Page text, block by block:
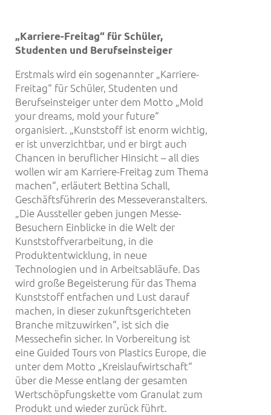
„Karriere-Freitag“ für Schüler,
Studenten und Berufseinsteiger
Erstmals wird ein sogenannter „Karriere-
Freitag“ für Schüler, Studenten und
Berufseinsteiger unter dem Motto „Mold
your dreams, mold your future“
organisiert. „Kunststoff ist enorm wichtig,
er ist unverzichtbar, und er birgt auch
Chancen in beruflicher Hinsicht – all dies
wollen wir am Karriere-Freitag zum Thema
machen“, erläutert Bettina Schall,
Geschäftsführerin des Messeveranstalters.
„Die Aussteller geben jungen Messe-
Besuchern Einblicke in die Welt der
Kunststoffverarbeitung, in die
Produktentwicklung, in neue
Technologien und in Arbeitsabläufe. Das
wird große Begeisterung für das Thema
Kunststoff entfachen und Lust darauf
machen, in dieser zukunftsgerichteten
Branche mitzuwirken“, ist sich die
Messechefin sicher. In Vorbereitung ist
eine Guided Tours von Plastics Europe, die
unter dem Motto „Kreislaufwirtschaft“
über die Messe entlang der gesamten
Wertschöpfungskette vom Granulat zum
Produkt und wieder zurück führt.